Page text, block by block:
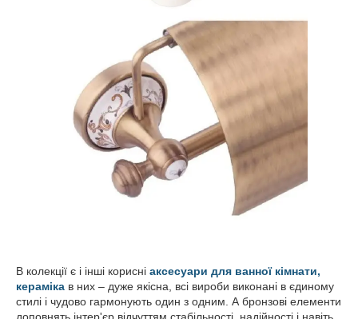
В колекції є і інші корисні аксесуари для ванної кімнати,
кераміка в них – дуже якісна, всі вироби виконані в єдиному
стилі і чудово гармонують один з одним. А бронзові елементи